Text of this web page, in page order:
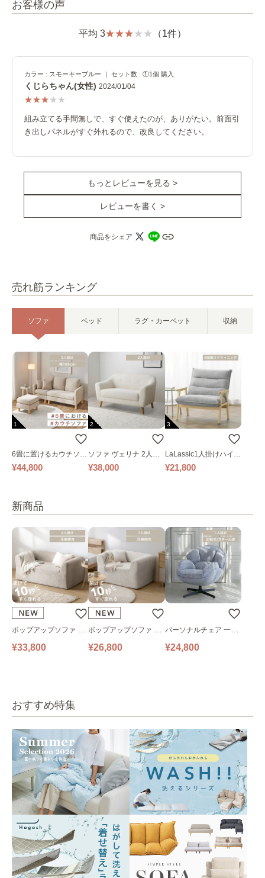
売れ筋ランキング
ソファ ベッド ラグ・カーペット 収納
1
6畳に置けるカウチソフ
ァ｜ベージュ
¥44,800
2
ソファ ヴェリナ 2人掛
け
¥38,000
3
LaLassic1人掛けハイバ
ックソファ ワイド
¥21,800
新商品
ポップアップソファ ソ
ファ フロアソファ 幅14
¥33,800
ポップアップソファ ソ
ファ フロアソファ 幅10
¥26,800
パーソナルチェア 一人
掛けソファ O’HANA ソ
¥24,800
おすすめ特集
お客様の声
平均 3 （1件）
カラー : スモーキーブルー ｜ セット数 : ①1個 購入
くじらちゃん(女性) 2024/01/04
組み立てる手間無しで、すぐ使えたのが、ありがたい。前面引
き出しパネルがすぐ外れるので、改良してください。
もっとレビューを見る >
レビューを書く >
商品をシェア